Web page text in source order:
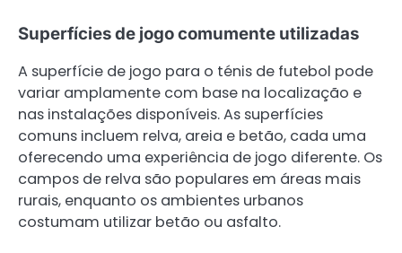
Superfícies de jogo comumente utilizadas
A superfície de jogo para o ténis de futebol pode
variar amplamente com base na localização e
nas instalações disponíveis. As superfícies
comuns incluem relva, areia e betão, cada uma
oferecendo uma experiência de jogo diferente. Os
campos de relva são populares em áreas mais
rurais, enquanto os ambientes urbanos
costumam utilizar betão ou asfalto.